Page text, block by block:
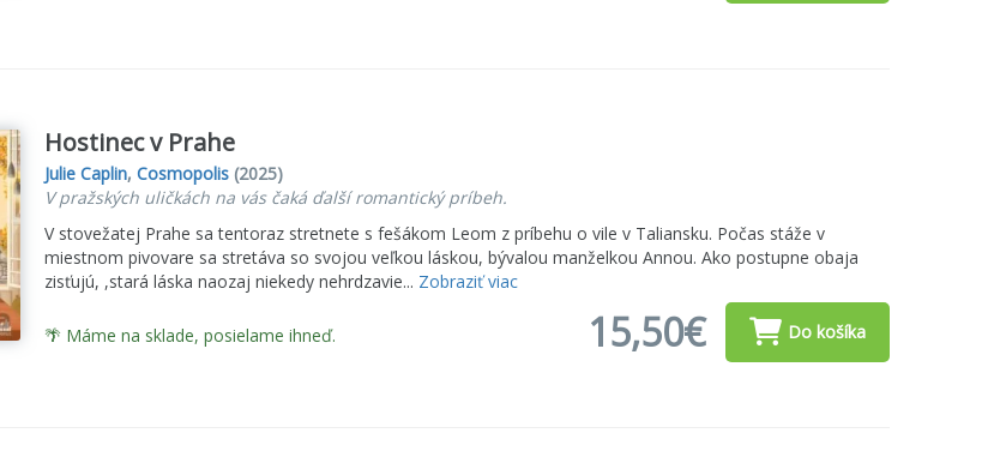
Hostinec v Prahe
Julie Caplin, Cosmopolis(2025)
V pražských uličkách na vás čaká ďalší romantický príbeh.
V stovežatej Prahe sa tentoraz stretnete s fešákom Leom z príbehu o vile v Taliansku. Počas stáže v
miestnom pivovare sa stretáva so svojou veľkou láskou, bývalou manželkou Annou. Ako postupne obaja
zisťujú, ,stará láska naozaj niekedy nehrdzavie... Zobraziť viac
🌴 Máme na sklade, posielame ihneď. 15,50€ Do košíka